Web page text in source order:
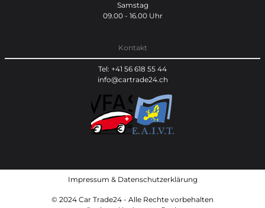
Samstag
09.00 - 16.00 Uhr
Kontakt
Tel: +41 56 618 55 44
info@cartrade24.ch
Impressum & Datenschutzerklärung
© 2024 Car Trade24 - Alle Rechte vorbehalten